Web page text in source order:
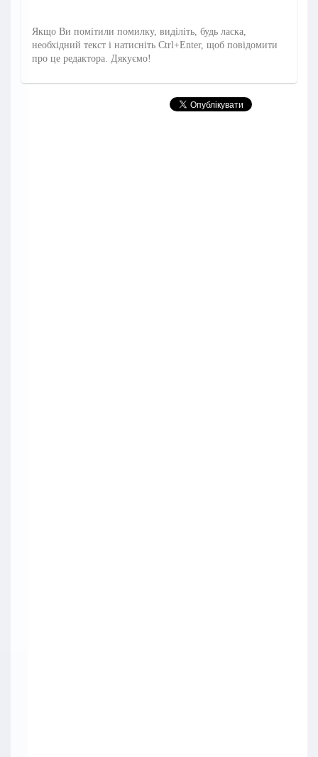
Якщо Ви помітили помилку, виділіть, будь ласка,
необхідний текст і натисніть Ctrl+Enter, щоб повідомити
про це редактора. Дякуємо!